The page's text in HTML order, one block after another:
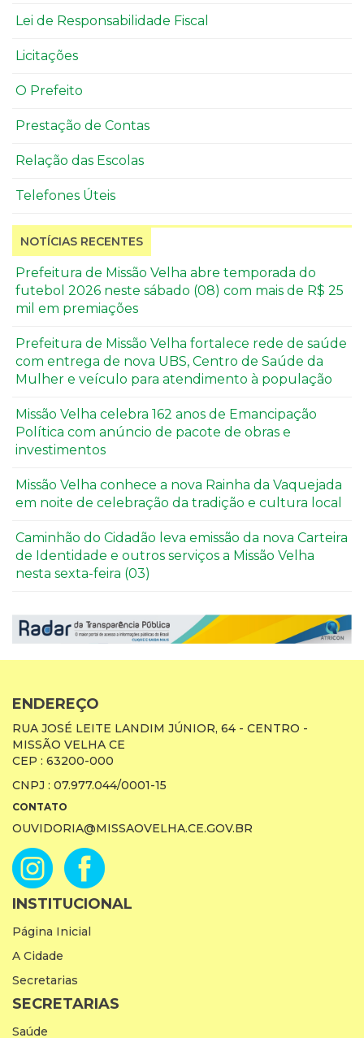
Lei de Responsabilidade Fiscal
Licitações
O Prefeito
Prestação de Contas
Relação das Escolas
Telefones Úteis
NOTÍCIAS RECENTES
Prefeitura de Missão Velha abre temporada do
futebol 2026 neste sábado (08) com mais de R$ 25
mil em premiações
Prefeitura de Missão Velha fortalece rede de saúde
com entrega de nova UBS, Centro de Saúde da
Mulher e veículo para atendimento à população
Missão Velha celebra 162 anos de Emancipação
Política com anúncio de pacote de obras e
investimentos
Missão Velha conhece a nova Rainha da Vaquejada
em noite de celebração da tradição e cultura local
Caminhão do Cidadão leva emissão da nova Carteira
de Identidade e outros serviços a Missão Velha
nesta sexta-feira (03)
ENDEREÇO
RUA JOSÉ LEITE LANDIM JÚNIOR, 64 - CENTRO -
MISSÃO VELHA CE
CEP : 63200-000
CNPJ : 07.977.044/0001-15
CONTATO
OUVIDORIA@MISSAOVELHA.CE.GOV.BR
INSTITUCIONAL
Página Inicial
A Cidade
Secretarias
SECRETARIAS
Saúde